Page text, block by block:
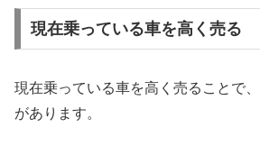
現在乗っている車を高く売る
現在乗っている車を高く売ることで
があります。